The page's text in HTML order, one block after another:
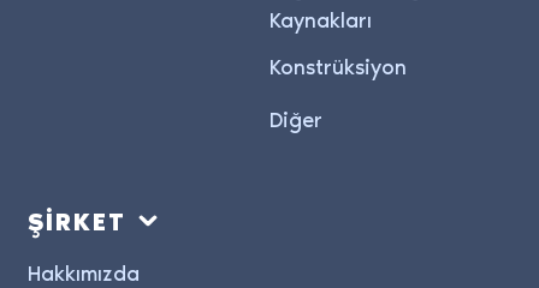
Kaynakları
Konstrüksiyon
Diğer
ŞİRKET
Hakkımızda